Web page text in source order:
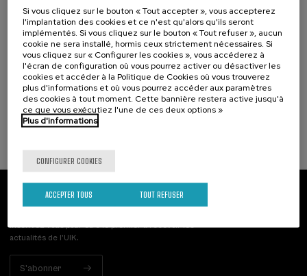
18. SEP-19. SEP, 2026
Hizkuntza-arazoak dituzten haurren artean
identifikatzen diren kategoriak eta profil
funtzionalak
20 h. Basque Espagnol .
...
À PARTIR DEDernières
Gratuit
Date
Liste
Période
Abonnez-vous à notre bulletin
Inscrivez-vous pour être le premier à recevoir les
actualités de l'UIK.
S'abonner
Si vous cliquez sur le bouton « Tout accepter », vous accepterez
l'implantation des cookies et ce n'est qu'alors qu'ils seront
implémentés. Si vous cliquez sur le bouton « Tout refuser », aucun
cookie ne sera installé, hormis ceux strictement nécessaires. Si
vous cliquez sur « Configurer les cookies », vous accéderez à
l'écran de configuration où vous pourrez activer ou désactiver les
cookies et accéder à la Politique de Cookies où vous trouverez
plus d'informations et où vous pourrez accéder aux paramètres
des cookies à tout moment. Cette bannière restera active jusqu'à
ce que vous exécutiez l'une de ces deux options »
Plus d'informations
CONFIGURER COOKIES
TOUT REFUSER
ACCEPTER TOUS